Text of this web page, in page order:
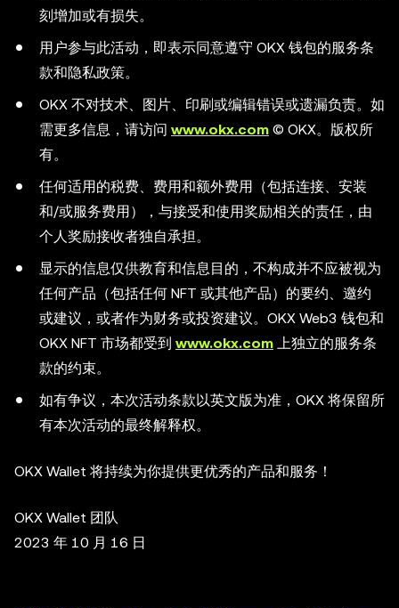
刻增加或有损失。
用户参与此活动，即表示同意遵守 OKX 钱包的服务条
款和隐私政策。
OKX 不对技术、图片、印刷或编辑错误或遗漏负责。如
需更多信息，请访问 www.okx.com © OKX。版权所
有。
任何适用的税费、费用和额外费用（包括连接、安装
和/或服务费用），与接受和使用奖励相关的责任，由
个人奖励接收者独自承担。
显示的信息仅供教育和信息目的，不构成并不应被视为
任何产品（包括任何 NFT 或其他产品）的要约、邀约
或建议，或者作为财务或投资建议。OKX Web3 钱包和
OKX NFT 市场都受到 www.okx.com 上独立的服务条
款的约束。
如有争议，本次活动条款以英文版为准，OKX 将保留所
有本次活动的最终解释权。
OKX Wallet 将持续为你提供更优秀的产品和服务！
OKX Wallet 团队
2023 年 10 月 16 日